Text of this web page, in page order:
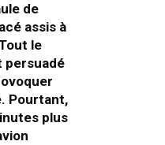
de
assis à
le
persuadé
Pourtant,
plus